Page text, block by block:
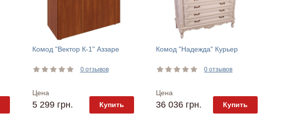
Комод "Вектор К-1" Аззаре
0 отзывов
Цена
5 299 грн. Купить
Комод "Надежда" Курьер
0 отзывов
Цена
36 036 грн. Купить